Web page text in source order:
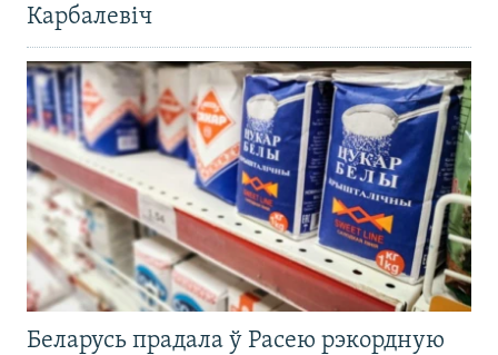
Карбалевіч
Беларусь прадала ў Расею рэкордную